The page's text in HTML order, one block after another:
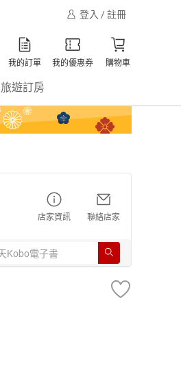
登入 / 註冊
我的訂單 我的優惠券 購物車
旅遊訂房
店家資訊 聯絡店家